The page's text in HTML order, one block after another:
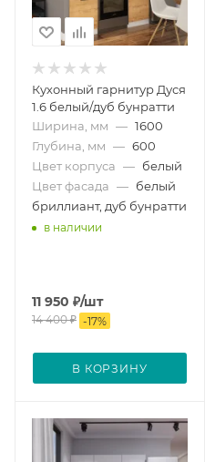
Кухонный гарнитур Дуся
1.6 белый/дуб бунратти
Ширина, мм — 1600
Глубина, мм — 600
Цвет корпуса — белый
Цвет фасада — белый
бриллиант, дуб бунратти
в наличии
11 950 ₽/шт
14 400₽ -17%
В КОРЗИНУ